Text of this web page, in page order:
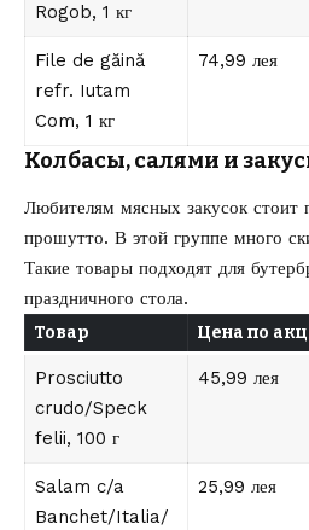
Rogob, 1 кг
File de găină
refr. Iutam
Com, 1 кг
74,99 лея
Колбасы, салями и
Любителям мясных закусок стоит
прошутто. В этой группе много
Такие товары подходят для
праздничного стола.
Товар Цена по
Prosciutto
crudo/Speck
felii, 100 г
45,99 лея
Salam c/a
Banchet/Italia/
25,99 лея